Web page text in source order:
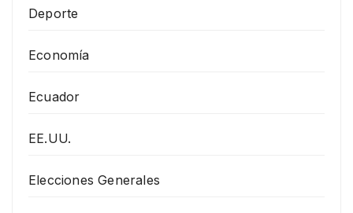
Deporte
Economía
Ecuador
EE.UU.
Elecciones Generales